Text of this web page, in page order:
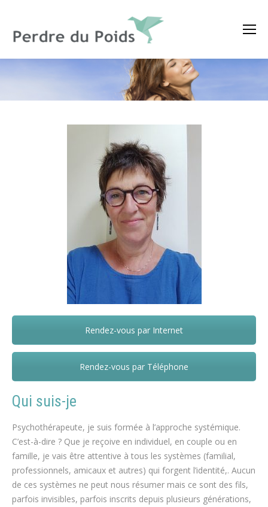
Bénédicte Thiry – Namur
Qui suis-je
Psychothérapeute, je suis formée à l’approche systémique.
C’est-à-dire ? Que je reçoive en individuel, en couple ou en
famille, je vais être attentive à tous les systèmes (familial,
professionnels, amicaux et autres) qui forgent l’identité,. Aucun
de ces systèmes ne peut nous résumer mais ce sont des fils,
parfois invisibles, parfois inscrits depuis plusieurs générations,
Rendez-vous par Internet
Rendez-vous par Téléphone